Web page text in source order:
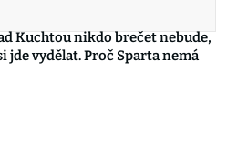
Kuchtou nikdo brečet nebude,
jde vydělat. Proč Sparta nemá